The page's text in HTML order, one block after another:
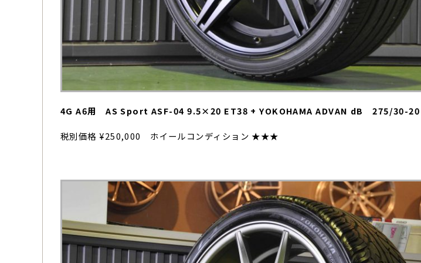
4G A6用 AS Sport ASF-04 9.5×20 ET38 + YOKOHAMA ADVAN dB 275/30-
税別価格 ¥250,000 ホイールコンディション ★★★